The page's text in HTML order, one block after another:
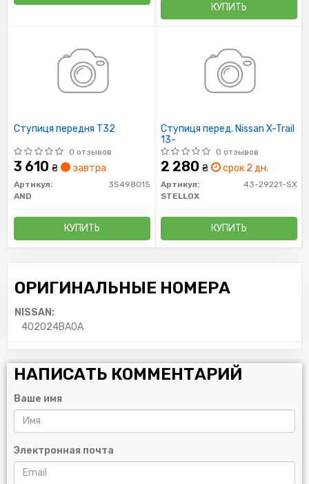
КУПИТЬ
Ступиця передня T32
0 отзывов
3 610 ₴ завтра
Артикул:
3S498015
AND
КУПИТЬ
Ступиця перед. Nissan X-Trail
13-
0 отзывов
2 280 ₴ срок 2 дн.
Артикул:
43-29221-SX
STELLOX
КУПИТЬ
ОРИГИНАЛЬНЫЕ НОМЕРА
NISSAN:
402024BA0A
НАПИСАТЬ КОММЕНТАРИЙ
Ваше имя
Электронная почта